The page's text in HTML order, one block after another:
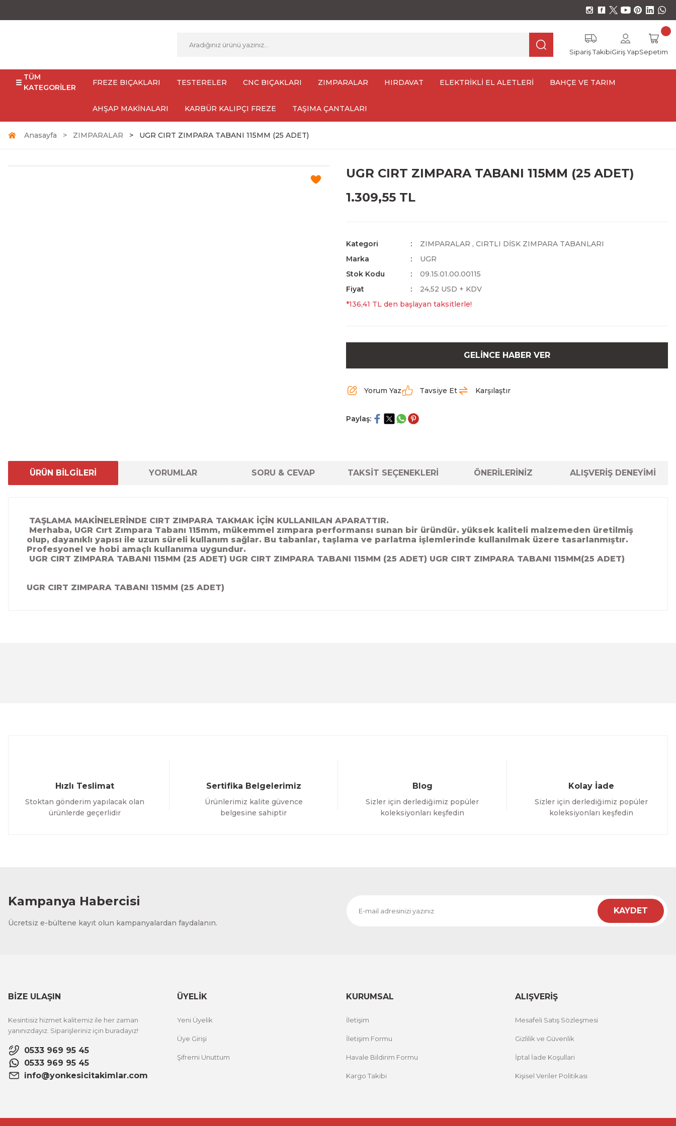
Sipariş TakibiGiriş YapSepetim
TÜM
KATEGORİLER
FREZE BIÇAKLARI TESTERELER CNC BIÇAKLARI ZIMPARALAR HIRDAVAT ELEKTRİKLİ EL ALETLERİ BAHÇE VE TARIM
AHŞAP MAKİNALARI KARBÜR KALIPÇI FREZE TAŞIMA ÇANTALARI
Anasayfa ZIMPARALAR UGR CIRT ZIMPARA TABANI 115MM (25 ADET)
UGR CIRT ZIMPARA TABANI 115MM (25 ADET)
1.309,55 TL
Kategori ZIMPARALAR , CIRTLI DİSK ZIMPARA TABANLARI
Marka
UGR
Stok Kodu
09.15.01.00.00115
Fiyat
24,52 USD + KDV
*136,41 TL den başlayan taksitlerle!
GELİNCE HABER VER
Yorum Yaz Tavsiye Et Karşılaştır
Paylaş:
ÜRÜN BİLGİLERİ YORUMLAR SORU & CEVAP TAKSİT SEÇENEKLERİ ÖNERİLERİNİZ ALIŞVERİŞ DENEYİMİ
TAŞLAMA MAKİNELERİNDE CIRT ZIMPARA TAKMAK İÇİN KULLANILAN APARATTIR.
Merhaba, UGR Cırt Zımpara Tabanı 115mm, mükemmel zımpara performansı sunan bir üründür. yüksek kaliteli malzemeden üretilmiş
olup, dayanıklı yapısı ile uzun süreli kullanım sağlar. Bu tabanlar, taşlama ve parlatma işlemlerinde kullanılmak üzere tasarlanmıştır.
Profesyonel ve hobi amaçlı kullanıma uygundur.
UGR CIRT ZIMPARA TABANI 115MM (25 ADET) UGR CIRT ZIMPARA TABANI 115MM (25 ADET) UGR CIRT ZIMPARA TABANI 115MM(25 ADET)
UGR CIRT ZIMPARA TABANI 115MM (25 ADET)
Hızlı Teslimat
Stoktan gönderim yapılacak olan
ürünlerde geçerlidir
Sertifika Belgelerimiz
Ürünlerimiz kalite güvence
belgesine sahiptir
Blog
Sizler için derlediğimiz popüler
koleksiyonları keşfedin
Kolay İade
Sizler için derlediğimiz popüler
koleksiyonları keşfedin
Kampanya Habercisi
Ücretsiz e-bültene kayıt olun kampanyalardan faydalanın.
KAYDET
BİZE ULAŞIN
Kesintisiz hizmet kalitemiz ile her zaman
yanınızdayız. Siparişleriniz için buradayız!
0533 969 95 45
0533 969 95 45
info@yonkesicitakimlar.com
ÜYELİK
Yeni Üyelik
Üye Girişi
Şifremi Unuttum
KURUMSAL
İletişim
İletişim Formu
Havale Bildirim Formu
Kargo Takibi
ALIŞVERİŞ
Mesafeli Satış Sözleşmesi
Gizlilik ve Güvenlik
İptal İade Koşullari
Kişisel Veriler Politikası